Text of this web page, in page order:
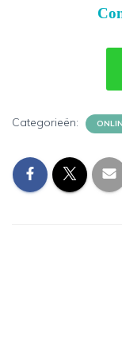
Categorieën: